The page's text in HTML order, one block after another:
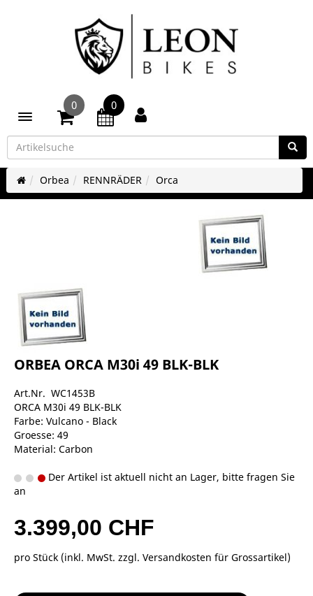
Toggle navigation
0 0
Orbea RENNRÄDER Orca
ORBEA ORCA M30i 49 BLK-BLK
Art.Nr. WC1453B
ORCA M30i 49 BLK-BLK
Farbe: Vulcano - Black
Groesse: 49
Material: Carbon
Der Artikel ist aktuell nicht an Lager, bitte fragen Sie
an
3.399,00 CHF
pro Stück (inkl. MwSt. zzgl. Versandkosten für Grossartikel)